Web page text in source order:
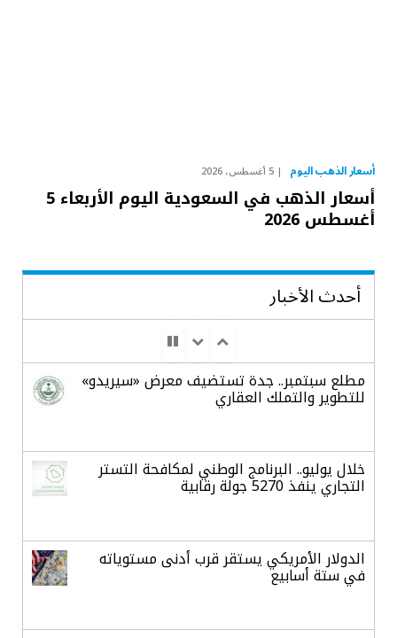
أسعار الذهب اليوم 5 أغسطس، 2026
أسعار الذهب في السعودية اليوم الأربعاء 5
أغسطس 2026
أحدث الأخبار
مطلع سبتمبر.. جدة تستضيف معرض «سيريدو»
للتطوير والتملك العقاري
خلال يوليو.. البرنامج الوطني لمكافحة التستر
التجاري ينفذ 5270 جولة رقابية
الدولار الأمريكي يستقر قرب أدنى مستوياته
في ستة أسابيع